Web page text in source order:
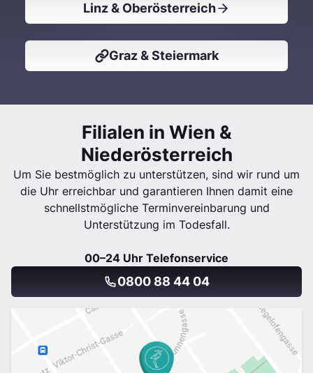
Linz & Oberösterreich
Graz & Steiermark
Filialen in Wien &
Niederösterreich
Um Sie bestmöglich zu unterstützen, sind wir rund um
die Uhr erreichbar und garantieren Ihnen damit eine
schnellstmögliche Terminvereinbarung und
Unterstützung im Todesfall.
00–24 Uhr Telefonservice
0800 88 44 04